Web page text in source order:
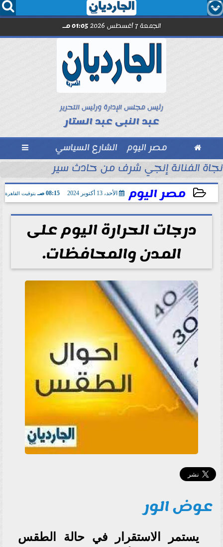
  
الجمعة 7 أغسطس 2026 01:05 مـ
رئيس مجلس الإدارة ورئيس التحرير
عبد النبى عبد الستار
 مصر اليوم الشارع السياسي 
القطاع الصحي
نجاة الفنانة إنجي شرف من حادث سير
مصر اليوم الأحد، 13 أكتوبر 2024 08:15 صـ بتوقيت القاهرة
2024-10-13 08:15:02
درجات الحرارة اليوم على
المدن والمحافظات.
عوض الور
يستمر الاستقرار في حالة الطقس